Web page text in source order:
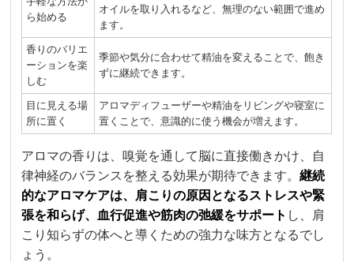
ら始める
オイルを取り入れるなど、無理のない範囲で進め
ます。
香りのバリエ
ーションを楽
しむ
季節や気分に合わせて精油を変えることで、飽き
ずに継続できます。
目に見える場
所に置く
アロマディフューザーや精油をリビングや寝室に
置くことで、意識的に使う機会が増えます。
アロマの香りは、嗅覚を通して脳に直接働きかけ、自
律神経のバランスを整える効果が期待できます。継続
的なアロマケアは、肩こりの原因となるストレスや緊
張を和らげ、血行促進や筋肉の弛緩をサポート し、肩
こり知らずの体へと導くための強力な味方となるでし
ょう。